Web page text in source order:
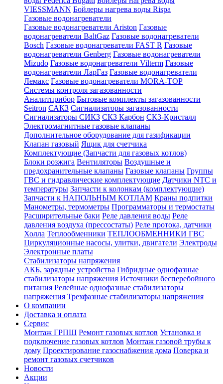
VIESSMANN Бойлеры нагрева воды Rispa
Газовые водонагреватели
Газовые водонагреватели Ariston Газовые
водонагреватели BaltGaz Газовые водонагреватели
Bosch Газовые водонагреватели FAST R Газовые
водонагреватели Genberg Газовые водонагреватели
Mizudo Газовые водонагреватели Vilterm Газовые
водонагреватели ЛарГаз Газовые водонагреватели
Лемакс Газовые водонагреватели MORA-TOP
Системы контроля загазованности
Аналитприбор Бытовые комплекты загазованности
Seitron САКЗ Сигнализаторы загазованности
Сигнализаторы СИКЗ СКЗ Карбон СКЗ-Кристалл
Электромагнитные газовые клапаны
Дополнительное оборудование для газификации
Клапан газовый Ящик для счетчика
Комплектующие (Запчасти для газовых котлов)
Блоки розжига Вентиляторы Воздушные и
предохранительные клапаны Газовые клапаны Группы
ГВС и гидравлические комплектующие Датчики NTC и
температуры Запчасти к колонкам (комплектующие)
Запчасти к НАПОЛЬНЫМ КОТЛАМ Краны подпитки
Манометры, термометры Программаторы и термостаты
Расширительные баки Реле давления воды Реле
давления воздуха (прессостаты) Реле протока, датчики
Холла Теплообменники ТЕПЛООБМЕННИКИ ГВС
Циркуляционные насосы, улитки, двигатели Электроды
Электронные платы
Стабилизаторы напряжения
АКБ, зарядные устройства Гибридные однофазные
стабилизаторы напряжения Источники бесперебойного
питания Релейные однофазные стабилизаторы
напряжения Трехфазные стабилизаторы напряжения
О компании
Доставка и оплата
Сервис
Монтаж ГРПШ Ремонт газовых котлов Установка и
подключение газовых котлов Монтаж газовой трубы к
дому Проектирование газоснабжения дома Поверка и
ремонт газовых счетчиков
Новости
Акции